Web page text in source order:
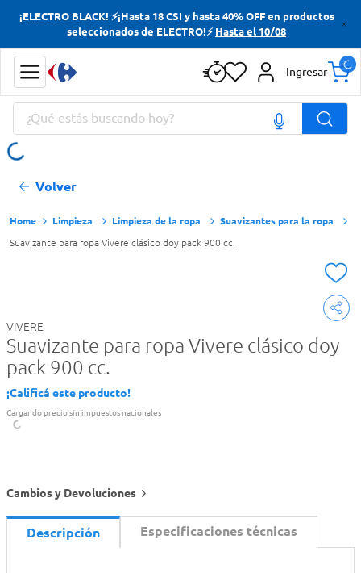
¡ELECTRO BLACK! ⚡¡Hasta 18 CSI y hasta 40% OFF en productos
seleccionados de ELECTRO!⚡ Hasta el 10/08
Ingresar
¿Qué estás buscando hoy?
Volver
Limpieza Limpieza de la ropa Suavizantes para la ropa
Suavizante para ropa Vivere clásico doy pack 900 cc.
VIVERE
Suavizante para ropa Vivere clásico doy
pack 900 cc.
¡Calificá este producto!
Cargando precio sin impuestos nacionales
Cambios y Devoluciones
Descripción Especificaciones técnicas
Términos más buscados
Yerba
Cerveza
Doves
Términos más buscados
Yerba
Cerveza
Doves
Jabon Tocador